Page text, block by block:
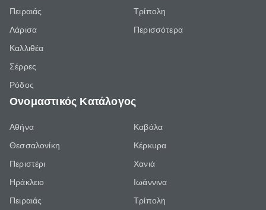
Πειραιάς
Λάρισα
Καλλιθέα
Σέρρες
Ρόδος
Τρίπολη
Περισσότερα
Ονομαστικός Κατάλογος
Αθήνα
Θεσσαλονίκη
Περιστέρι
Ηράκλειο
Πειραιάς
Καβάλα
Κέρκυρα
Χανιά
Ιωάννινα
Τρίπολη